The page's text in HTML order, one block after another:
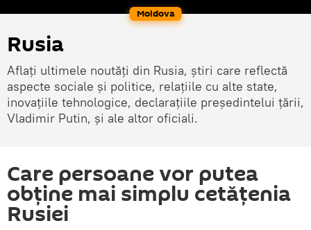
Moldova
Rusia
Aflați ultimele noutăți din Rusia, știri care reflectă
aspecte sociale și politice, relațiile cu alte state,
inovațiile tehnologice, declarațiile președintelui țării,
Vladimir Putin, și ale altor oficiali.
Care persoane vor putea
obține mai simplu cetățenia
Rusiei